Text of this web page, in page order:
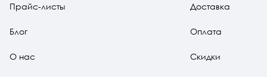
Прайс-листы
Блог
О нас
Доставка
Оплата
Скидки